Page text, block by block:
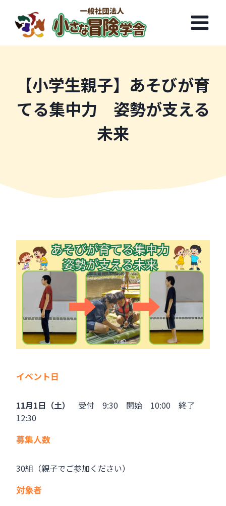
ス
【小学生親子】あそびが育
てる集中力 姿勢が支える
未来
イベント日
11月1日（土）
受付 9:30 開始 10:00 終了
12:30
募集人数
30組（親子でご参加ください）
対象者